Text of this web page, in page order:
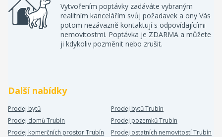
Vytvořením poptávky zadáváte vybraným
realitním kancelářím svůj požadavek a ony Vás
potom nezávazně kontaktují s odpovídajícími
nemovitostmi. Poptávka je ZDARMA a můžete
ji kdykoliv pozměnit nebo zrušit.
Další nabídky
Prodej bytů
Prodej bytů Trubín
Prodej domů Trubín
Prodej pozemků Trubín
Prodej komerčních prostor Trubín
Prodej ostatních nemovitostí Trubín